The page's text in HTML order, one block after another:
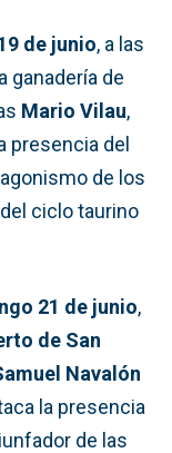
de junio, a las
ganadería de
Mario Vilau,
presencia del
de los
ciclo taurino
21 de junio,
de San
Navalón
la presencia
de las